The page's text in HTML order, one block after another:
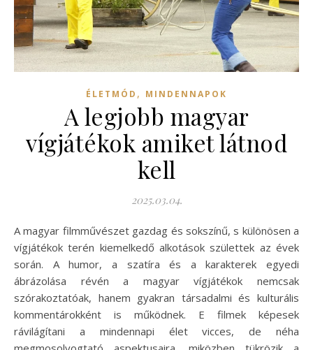
ÉLETMÓD , MINDENNAPOK
A legjobb magyar
vígjátékok amiket látnod
kell
2025.03.04.
A magyar filmművészet gazdag és sokszínű, s különösen a
vígjátékok terén kiemelkedő alkotások születtek az évek
során. A humor, a szatíra és a karakterek egyedi
ábrázolása révén a magyar vígjátékok nemcsak
szórakoztatóak, hanem gyakran társadalmi és kulturális
kommentárokként is működnek. E filmek képesek
rávilágítani a mindennapi élet vicces, de néha